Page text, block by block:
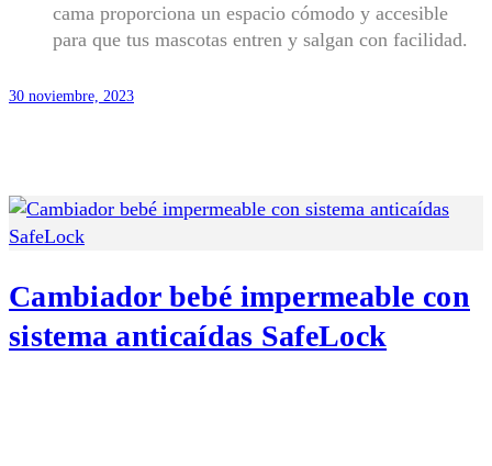
cama proporciona un espacio cómodo y accesible
para que tus mascotas entren y salgan con facilidad.
30 noviembre, 2023
Cambiador bebé impermeable con
sistema anticaídas SafeLock